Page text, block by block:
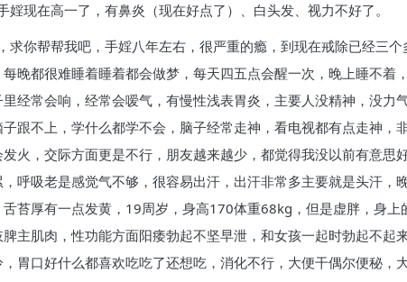
婬现在高一了，有鼻炎（现在好点了）、白头发、视力不好了。
求你帮帮我吧，手婬八年左右，很严重的瘾，到现在戒除已经三
晚都很难睡着睡着都会做梦，每天四五点会醒一次，晚上睡不
经常会响，经常会嗳气，有慢性浅表胃炎，主要人没精神，没
跟不上，学什么都学不会，脑子经常走神，看电视都有点走神
火，交际方面更是不行，朋友越来越少，都觉得我没以前有意
呼吸老是感觉气不够，很容易出汗，出汗非常多主要就是头汗
苔厚有一点发黄，19周岁，身高170体重68kg，但是虚胖，身
主肌肉，性功能方面阳痿勃起不坚早泄，和女孩一起时勃起不
胃口好什么都喜欢吃吃了还想吃，消化不行，大便干偶尔便秘